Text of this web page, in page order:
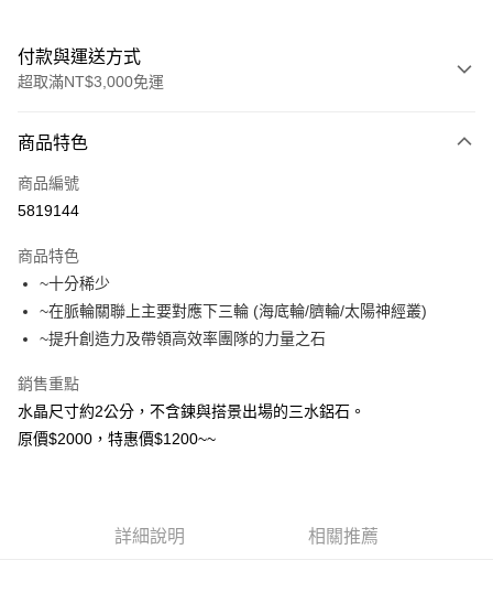
付款與運送方式
超取滿NT$3,000免運
信用卡一次付款
超商取貨付款
Apple Pay
街口支付
ATM付款
商品特色
商品編號
5819144
商品特色
~十分稀少
~在脈輪關聯上主要對應下三輪 (海底輪/臍輪/太陽神經叢)
~提升創造力及帶領高效率團隊的力量之石
銷售重點
水晶尺寸約2公分，不含鍊與搭景出場的三水鋁石。
原價$2000，特惠價$1200~~
詳細說明 相關推薦